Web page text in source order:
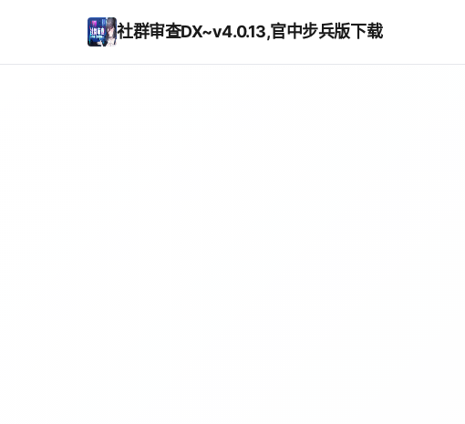
社群审查DX~v4.0.13,官中步兵版下载